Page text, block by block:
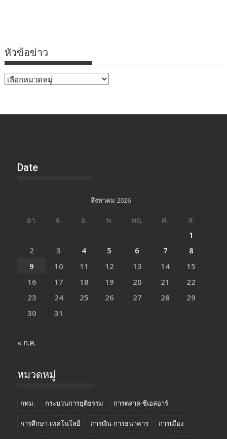
หัวข้อข่าว
หัวข้อ
Date
สิงหาคม 2026
อา. จ. อ. พ. พฤ. ศ.
ส.
1
2
3 4 5 6 7
8
9
10 11 12 13 14
15
16
17 18 19 20 21
22
23
24 25 26 27 28
29
30
31
« ก.ค.
หมวดหมู่
กทม. กระบวนการยุติธรรม การตลาด-ซีเอสอาร์
การศึกษา-เทคโนโลยี การเงิน-การธนาคาร การเมือง